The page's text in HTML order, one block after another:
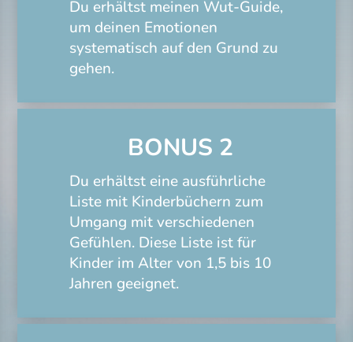
Du erhältst meinen Wut-Guide,
um deinen Emotionen
systematisch auf den Grund zu
gehen.
BONUS 2
Du erhältst eine ausführliche
Liste mit Kinderbüchern zum
Umgang mit verschiedenen
Gefühlen. Diese Liste ist für
Kinder im Alter von 1,5 bis 10
Jahren geeignet.